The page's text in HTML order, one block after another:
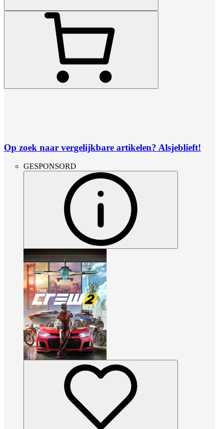
Op zoek naar vergelijkbare artikelen? Alsjeblieft!
GESPONSORD